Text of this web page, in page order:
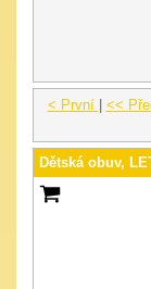
< První <<
Dětská obuv,